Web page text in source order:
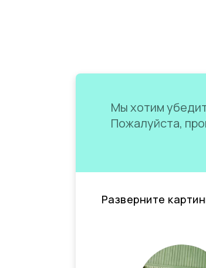
Мы хотим
Пожалуйста,
Разверните